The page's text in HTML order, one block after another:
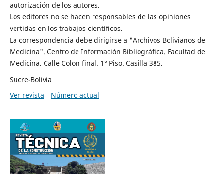
autorización de los autores.
Los editores no se hacen responsables de las opiniones
vertidas en los trabajos científicos.
La correspondencia debe dirigirse a "Archivos Bolivianos de
Medicina". Centro de Información Bibliográfica. Facultad de
Medicina. Calle Colon final. 1° Piso. Casilla 385.
Sucre-Bolivia
Ver revista
Número actual